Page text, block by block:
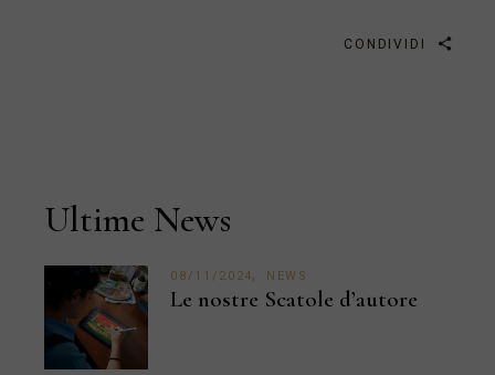
CONDIVIDI
Ultime News
08/11/2024 NEWS
Le nostre Scatole d’autore